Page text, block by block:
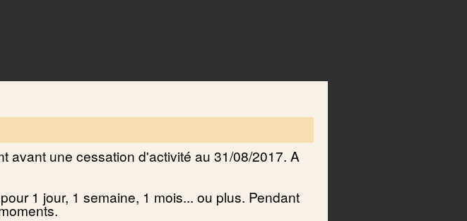
avant une cessation d'activité au 31/08/2017. A
1 jour, 1 semaine, 1 mois... ou plus. Pendant